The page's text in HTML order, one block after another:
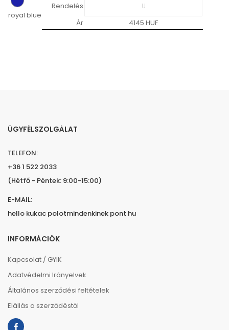
royal blue
Rendelés
Ár
4145 HUF
ÜGYFÉLSZOLGÁLAT
TELEFON:
+36 1 522 2033
(Hétfő - Péntek: 9:00-15:00)
E-MAIL:
hello kukac polotmindenkinek pont hu
INFORMÁCIÓK
Kapcsolat / GYIK
Adatvédelmi Irányelvek
Általános szerződési feltételek
Elállás a szerződéstől